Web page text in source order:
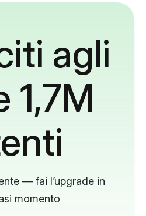
agli
1,7M
— fai l’upgrade in
momento